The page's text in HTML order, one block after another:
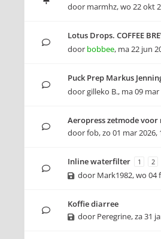
door marmhz,wo 22 okt
Lotus Drops. COFFEE
door bobbee, ma 22 jun
Puck Prep Markus
doorgilleko B., ma 09 mar
Aeropress zetmode
doorfob,zo 01 mar 2026,
Inline waterfilter 1 2
door Mark1982,wo 04
Koffie diarree
door Peregrine,za 31